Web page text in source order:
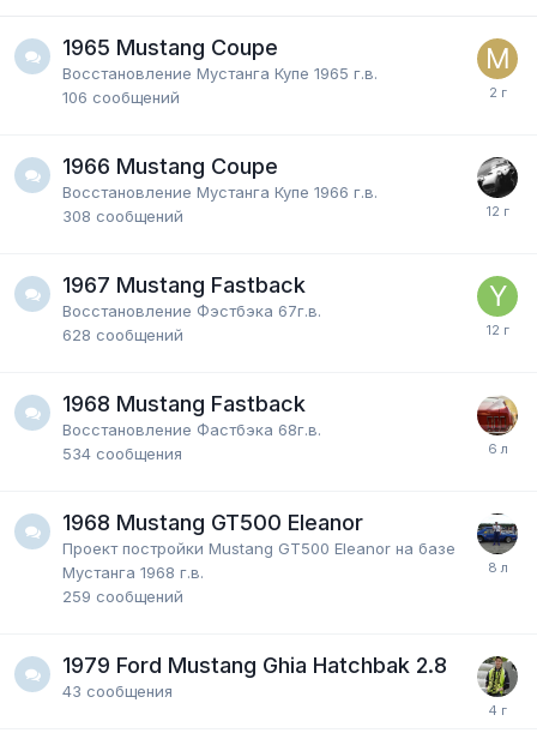
1965 Mustang Coupe
Восстановление Мустанга Купе 1965 г.в.
106 сообщений
1966 Mustang Coupe
Восстановление Мустанга Купе 1966 г.в.
308 сообщений
1967 Mustang Fastback
Восстановление Фэстбэка 67г.в.
628 сообщений
1968 Mustang Fastback
Восстановление Фастбэка 68г.в.
534 сообщения
1968 Mustang GT500 Eleanor
Проект постройки Mustang GT500 Eleanor на базе
Мустанга 1968 г.в.
259 сообщений
1979 Ford Mustang Ghia Hatchbak 2.8
43 сообщения